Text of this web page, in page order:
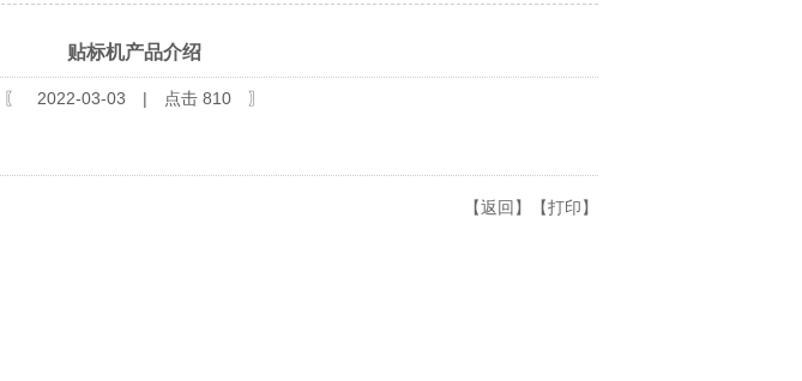
贴标机产品介绍
〖 2022-03-03 | 点击 810 〗
【返回】 【打印】